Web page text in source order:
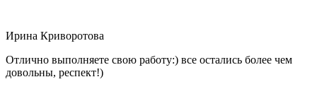
Ирина Криворотова
Отлично выполняете свою работу:) все остались более чем
довольны, респект!)